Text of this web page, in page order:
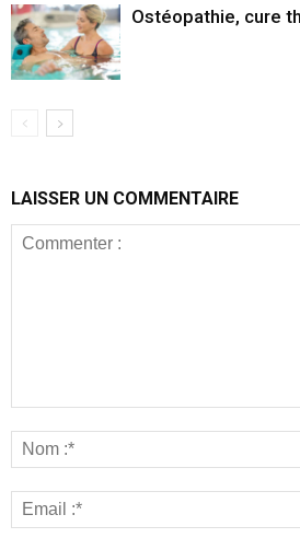
Ostéopathie, cure
LAISSER UN COMMENTAIRE